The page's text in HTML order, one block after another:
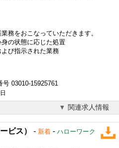
務をおこなっていただきます。
の状態に応じた処置
び指示された業務
03010-15925761
関連求人情報
ビス） - 新着 - ハローワーク